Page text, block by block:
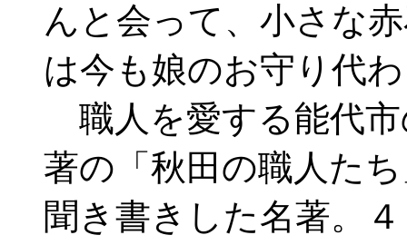
んと会って、小さな
は今も娘のお守り代
職人を愛する能代
著の「秋田の職人た
聞き書きした名著。